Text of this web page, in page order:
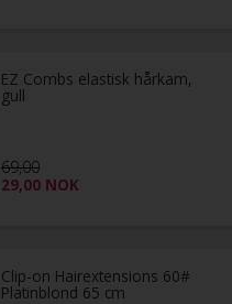
EZ Combs elastisk hårkam,
gull
69,00
29,00 NOK
Clip-on Hairextensions 60#
Platinblond 65 cm